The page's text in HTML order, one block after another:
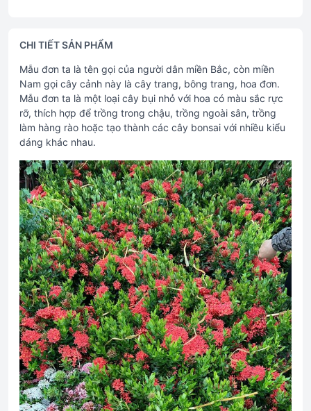
CHI TIẾT SẢN PHẨM
Mẫu đơn ta là tên gọi của người dân miền Bắc, còn miền
Nam gọi cây cảnh này là cây trang, bông trang, hoa đơn.
Mẫu đơn ta là một loại cây bụi nhỏ với hoa có màu sắc rực
rỡ, thích hợp để trồng trong chậu, trồng ngoài sân, trồng
làm hàng rào hoặc tạo thành các cây bonsai với nhiều kiểu
dáng khác nhau.